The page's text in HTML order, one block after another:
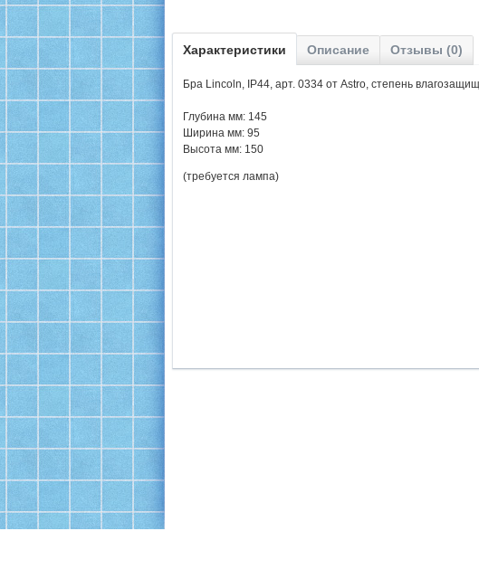
Характеристики Описание Отзывы (0)
Бра Lincoln, IP44, арт. 0334 от Astro, степень
Глубина мм: 145
Ширина мм: 95
Высота мм: 150
(требуется лампа)